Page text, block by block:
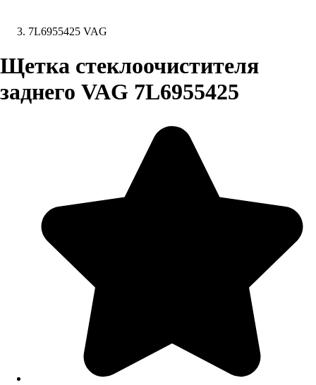
7L6955425 VAG
Щетка стеклоочистителя
заднего VAG 7L6955425